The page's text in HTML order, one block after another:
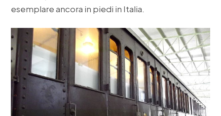
esemplare ancora in piedi in Italia.